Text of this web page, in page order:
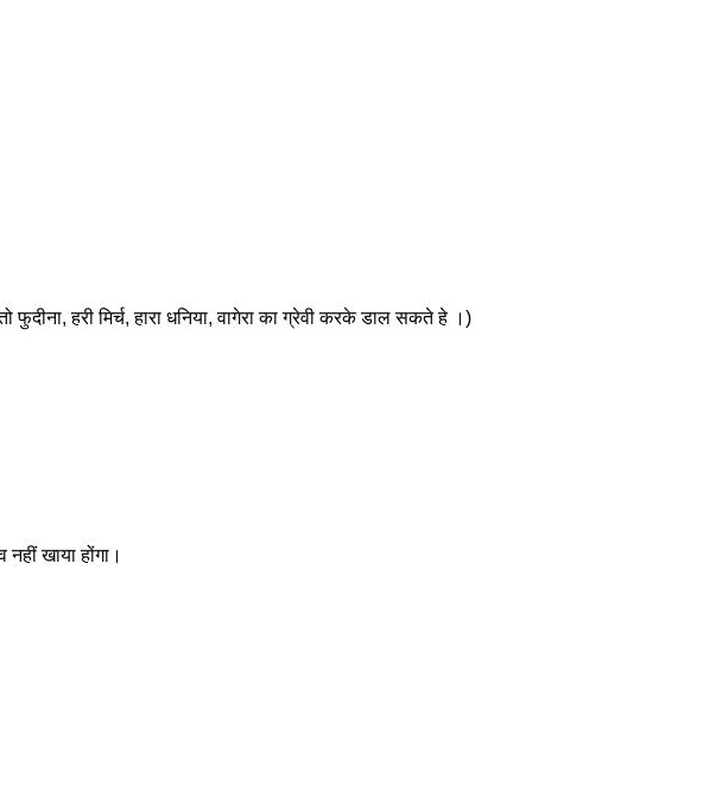
हरी मिर्च, हारा धनिया, वागेरा का ग्रेवी करके डाल सकते हे ।)
खाया होंगा।